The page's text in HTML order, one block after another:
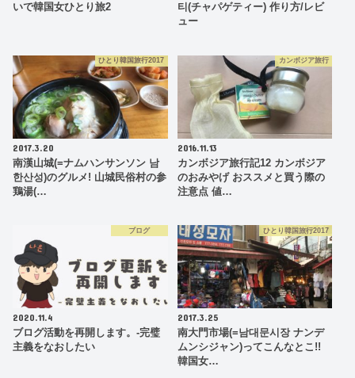
いで韓国女ひとり旅2
티(チャパゲティー) 作り方/レビ
ュー
ひとり韓国旅行2017
2017.3.20
南漢山城(=ナムハンサンソン 남
한산성)のグルメ! 山城民俗村の参
鶏湯(…
カンボジア旅行
2016.11.13
カンボジア旅行記12 カンボジア
のおみやげ おススメと買う際の
注意点 値…
ブログ
2020.11.4
ブログ活動を再開します。-完璧
主義をなおしたい
ひとり韓国旅行2017
2017.3.25
南大門市場(=남대문시장 ナンデ
ムンシジャン)ってこんなとこ!!
韓国女…